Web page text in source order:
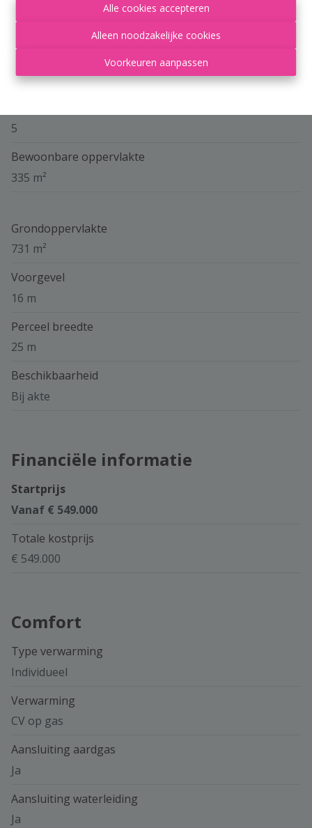
Alle cookies accepteren
Alleen noodzakelijke cookies
Voorkeuren aanpassen
Aantal slaapkamers
8
5
Bewoonbare oppervlakte
335 m²
Grondoppervlakte
731 m²
Voorgevel
16 m
Perceel breedte
25 m
Beschikbaarheid
Bij akte
Financiële informatie
Startprijs
Vanaf € 549.000
Totale kostprijs
€ 549.000
Comfort
Type verwarming
Individueel
Verwarming
CV op gas
Aansluiting aardgas
Ja
Aansluiting waterleiding
Ja